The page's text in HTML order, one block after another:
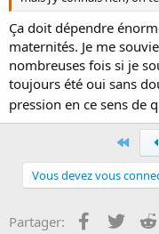
Ça doit dépendre
maternités. Je me
nombreuses fois si je
toujours été oui sans
pression en ce sens de
First
Vous devez vous
Partager: Facebook